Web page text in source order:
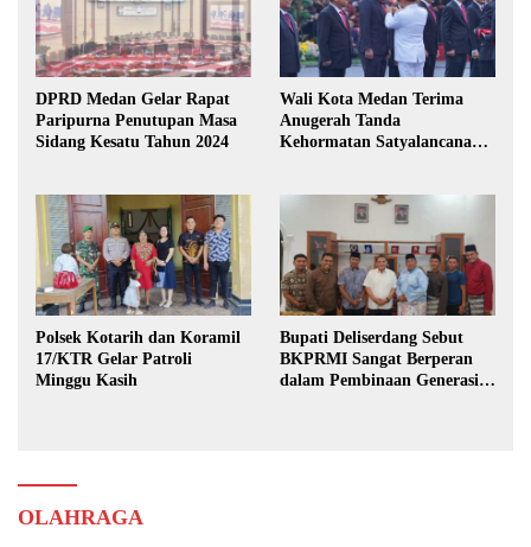
DPRD Medan Gelar Rapat
Paripurna Penutupan Masa
Sidang Kesatu Tahun 2024
Wali Kota Medan Terima
Anugerah Tanda
Kehormatan Satyalancana
Polsek Kotarih dan Koramil
17/KTR Gelar Patroli
Minggu Kasih
Bupati Deliserdang Sebut
BKPRMI Sangat Berperan
dalam Pembinaan Generasi
OLAHRAGA